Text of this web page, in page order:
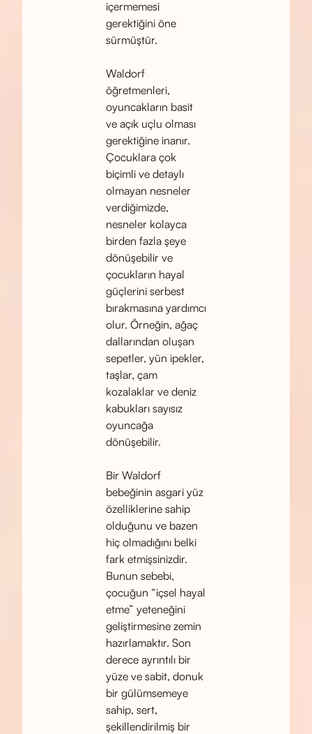
içermemesi
gerektiğini öne
sürmüştür.
Waldorf
öğretmenleri,
oyuncakların basit
ve açık uçlu olması
gerektiğine inanır.
Çocuklara çok
biçimli ve detaylı
olmayan nesneler
verdiğimizde,
nesneler kolayca
birden fazla şeye
dönüşebilir ve
çocukların hayal
güçlerini serbest
bırakmasına yardımcı
olur. Örneğin, ağaç
dallarından oluşan
sepetler, yün ipekler,
taşlar, çam
kozalaklar ve deniz
kabukları sayısız
oyuncağa
dönüşebilir.
Bir Waldorf
bebeğinin asgari yüz
özelliklerine sahip
olduğunu ve bazen
hiç olmadığını belki
fark etmişsinizdir.
Bunun sebebi,
çocuğun “içsel hayal
etme” yeteneğini
geliştirmesine zemin
hazırlamaktır. Son
derece ayrıntılı bir
yüze ve sabit, donuk
bir gülümsemeye
sahip, sert,
şekillendirilmiş bir